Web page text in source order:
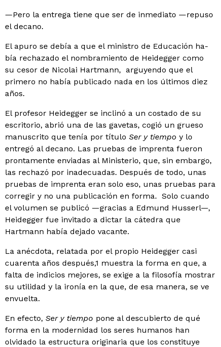
—Pero la entrega tiene que ser de inmediato —repuso
el decano.
El apuro se debía a que el ministro de Educación ha­
bía rechazado el nombramiento de Heidegger como
su­ cesor de Nicolai Hartmann, arguyendo que el
primero no había publicado nada en los últimos diez
años.
El profesor Heidegger se inclinó a un costado de su
escritorio, abrió una de las gavetas, cogió un grueso
ma­nuscrito que tenía por título Ser y tiempo y lo
entregó al decano. Las pruebas de imprenta fueron
prontamente enviadas al Ministerio, que, sin embargo,
las rechazó por inadecuadas. Después de todo, unas
pruebas de imprenta eran solo eso, unas pruebas para
corregir y no una pu­blicación en forma. Solo cuando
el volumen se publicó —gracias a Edmund Husserl—,
Heidegger fue invitado a dictar la cátedra que
Hartmann había dejado vacante.
La anécdota, relatada por el propio Heidegger casi
cuarenta años después,1 muestra la forma en que, a
falta de indicios mejores, se exige a la filosofía mostrar
su uti­lidad y la ironía en la que, de esa manera, se ve
envuelta.
En efecto, Ser y tiempo pone al descubierto de qué
for­ma en la modernidad los seres humanos han
olvidado la estructura originaria que los constituye